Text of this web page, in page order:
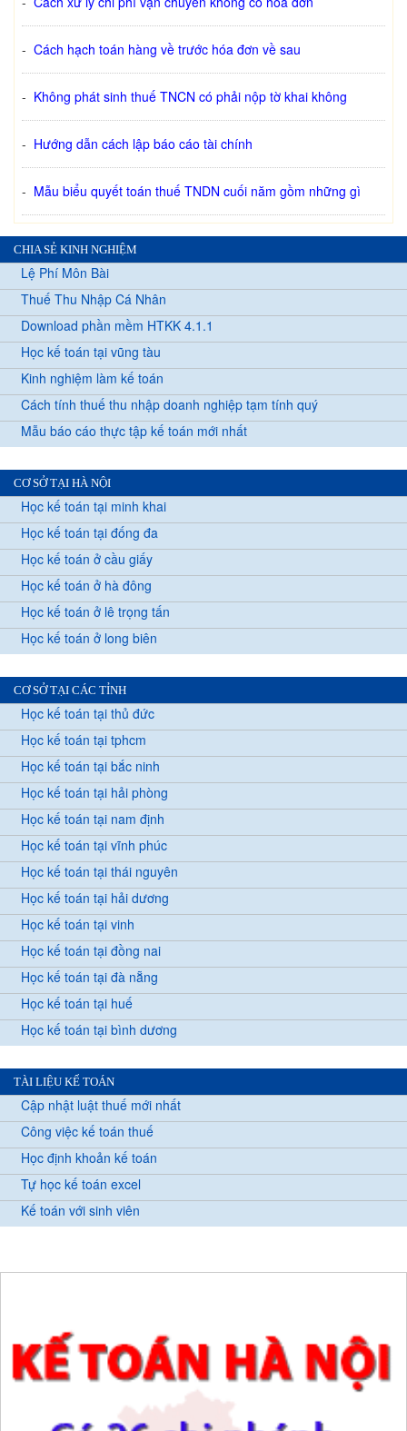
- Cách hạch toán hàng về trước hóa đơn về sau
- Không phát sinh thuế TNCN có phải nộp tờ khai không
- Hướng dẫn cách lập báo cáo tài chính
- Mẫu biểu quyết toán thuế TNDN cuối năm gồm những gì
CHIA SẺ KINH NGHIỆM
Lệ Phí Môn Bài
Thuế Thu Nhập Cá Nhân
Download phần mềm HTKK 4.1.1
Học kế toán tại vũng tàu
Kinh nghiệm làm kế toán
Cách tính thuế thu nhập doanh nghiệp tạm tính quý
Mẫu báo cáo thực tập kế toán mới nhất
CƠ SỞ TẠI HÀ NỘI
Học kế toán tại minh khai
Học kế toán tại đống đa
Học kế toán ở cầu giấy
Học kế toán ở hà đông
Học kế toán ở lê trọng tấn
Học kế toán ở long biên
CƠ SỞ TẠI CÁC TỈNH
Học kế toán tại thủ đức
Học kế toán tại tphcm
Học kế toán tại bắc ninh
Học kế toán tại hải phòng
Học kế toán tại nam định
Học kế toán tại vĩnh phúc
Học kế toán tại thái nguyên
Học kế toán tại hải dương
Học kế toán tại vinh
Học kế toán tại đồng nai
Học kế toán tại đà nẵng
Học kế toán tại huế
Học kế toán tại bình dương
TÀI LIỆU KẾ TOÁN
Cập nhật luật thuế mới nhất
Công việc kế toán thuế
Học định khoản kế toán
Tự học kế toán excel
Kế toán với sinh viên